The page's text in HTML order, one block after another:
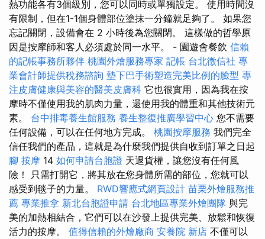
熱功能各有3個級別，您可以同時或單獨設定。 使用時間沒
有限制，但在1-1個身體部位塗抹一分鐘就足夠了。 如果您
忘記關閉，設備會在 2 小時後為您關閉。 這樣做的哲學原
因是按摩師和客人必須處於同一水平。 - 園遊會餐飲 信賴
的記帳事務所夥伴 桃園外燴服務專家 記帳 台北徵信社 專
業會計師提供稅務諮詢 墊下巴手術塑造完美比例的臉型 專
注皮膚健康與美容的醫美皮膚科 它也很實用，因為我在按
摩時不僅使用我的肌肉力量，還使用我的體重和其他技術元
素。 台中排毒養生館服務 養生整復推廣學習中心 您不需要
任何設備，可以在任何地方完成。 桃園按摩服務 我們完全
信任我們的產品，這就是為什麼我們提供自收到訂單之日起
腳 按摩 14 如何申請台胞證 天退貨權，讓您沒有任何風
險！ 只需打開它，將其放在您身體所需的部位，您就可以
感受到毯子的力量。 RWD響應式網頁設計 苗栗外燴服務推
薦 專業推拿 新北台胞證申請 台北地區專業外燴團隊 與完
美的加熱相結合，它們可以在沙發上提供完美、放鬆和恢復
活力的按摩。 值得信賴的外燴廠商 安養院 新店 不僅可以